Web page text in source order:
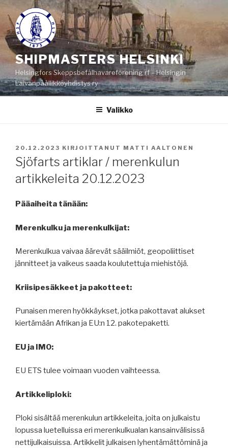
Siirry
sisältöön
SHIPMASTERS HELSINKI
Helsingfors Skeppsbefälhavareförening rf – Helsingin
Laivanpäällikköyhdistys ry
Valikko
JULKAISTU
20.12.2023 KIRJOITTANUT MATTI AALTONEN
Sjöfarts artiklar / merenkulun
artikkeleita 20.12.2023
Pääaiheita tänään:
Merenkulku ja merenkulkijat:
Merenkulkua vaivaa äärevät sääilmiöt, geopoliittiset
jännitteet ja vaikeus saada koulutettuja miehistöjä.
Kriisipesäkkeet ja pakotteet:
Punaisen meren hyökkäykset, jotka pakottavat alukset
kiertämään Afrikan ja EU:n 12. pakotepaketti.
EU ja IMO:
EU ETS tulee voimaan vuoden vaihteessa.
Artikkeliploki:
Ploki sisältää merenkulun artikkeleita, joita on julkaistu
lopussa luetelluissa eri merenkulkualan kansainvälisissä
nettijulkaisuissa. Artikkelit julkaisen lyhentämättöminä ja